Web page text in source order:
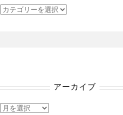
カ
アーカイブ
ア